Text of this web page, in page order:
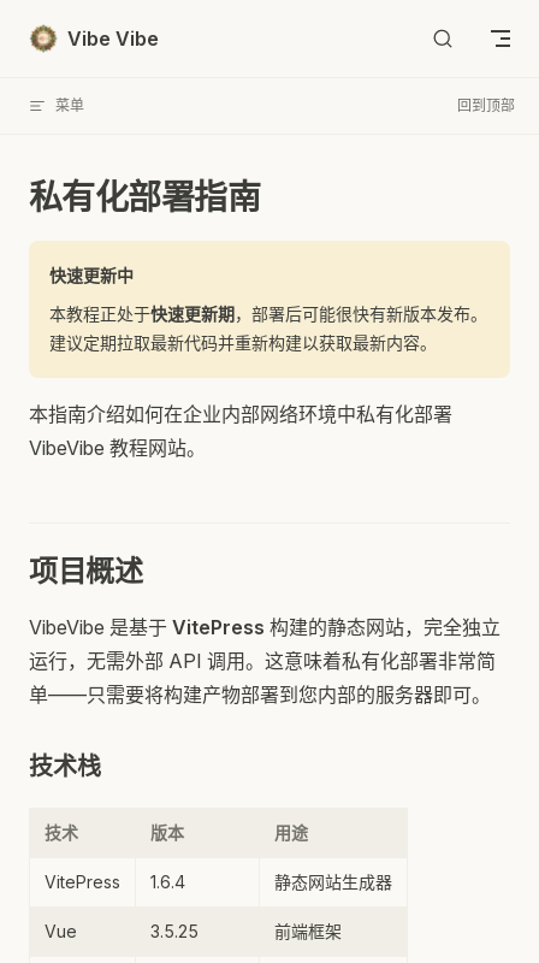
Skip to content
Vibe Vibe
菜单 回到顶部
私有化部署指南
快速更新中
本教程正处于快速更新期，部署后可能很快有新版本发布。
建议定期拉取最新代码并重新构建以获取最新内容。
本指南介绍如何在企业内部网络环境中私有化部署
VibeVibe 教程网站。
项目概述
VibeVibe 是基于 VitePress 构建的静态网站，完全独立
运行，无需外部 API 调用。这意味着私有化部署非常简
单——只需要将构建产物部署到您内部的服务器即可。
技术栈
技术 版本 用途
VitePress 1.6.4 静态网站生成器
Vue 3.5.25 前端框架